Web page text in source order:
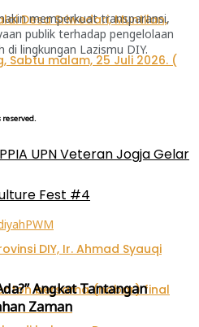
UPN Veteran Jogja Gelar
Fest #4
memperkuat transparansi,
publik terhadap pengelolaan
di lingkungan Lazismu DIY.
reserved.
PWM
Angkat Tantangan
Zaman